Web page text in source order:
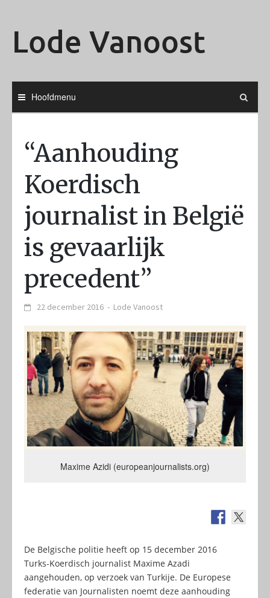
Lode Vanoost
Hoofdmenu
“Aanhouding
Koerdisch
journalist in België
is gevaarlijk
precedent”
22 december 2016 - Lode Vanoost
Maxime Azidi (europeanjournalists.org)
De Belgische politie heeft op 15 december 2016
Turks-Koerdisch journalist Maxime Azadi
aangehouden, op verzoek van Turkije. De Europese
federatie van Journalisten noemt deze aanhouding